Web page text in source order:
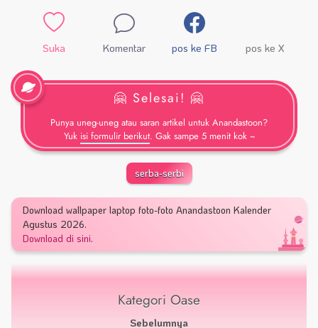
Suka Komentar pos ke FB pos ke X
🤗 Selesai! 🤗
Punya uneg-uneg atau saran artikel untuk Anandastoon?
Yuk isi formulir berikut. Gak sampe 5 menit kok ~
serba-serbi
Download wallpaper laptop foto-foto Anandastoon Kalender
Agustus 2026.
Download di sini.
Kategori Oase
Sebelumnya